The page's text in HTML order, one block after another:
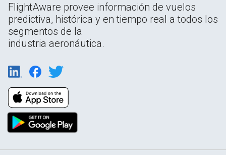
FlightAware provee información de vuelos
predictiva, histórica y en tiempo real a todos los
segmentos de la
industria aeronáutica.